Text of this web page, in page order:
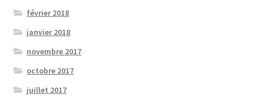
février 2018
janvier 2018
novembre 2017
octobre 2017
juillet 2017